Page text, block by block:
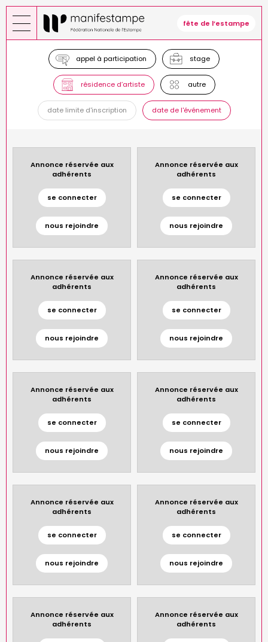
Aller
au
contenu
fête de l’estampe
appel à participation stage
résidence d’artiste autre
date limite d'inscription date de l'événement
Annonce réservée aux
adhérents
se connecter
nous rejoindre
Annonce réservée aux
adhérents
se connecter
nous rejoindre
Annonce réservée aux
adhérents
se connecter
nous rejoindre
Annonce réservée aux
adhérents
se connecter
nous rejoindre
Annonce réservée aux
adhérents
se connecter
nous rejoindre
Annonce réservée aux
adhérents
se connecter
nous rejoindre
Annonce réservée aux
adhérents
se connecter
nous rejoindre
Annonce réservée aux
adhérents
se connecter
nous rejoindre
Annonce réservée aux
adhérents
Annonce réservée aux
adhérents